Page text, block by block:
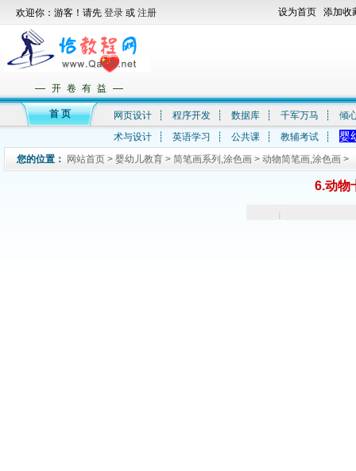
— 开 卷 有 益 —
欢迎你：游客！请先 登录 或 注册 设为首页 添加收
首 页 网页设计 ┊ 程序开发 ┊ 数据库 ┊ 千军万马 ┊
倾
术与设计
┊ 英语学习 ┊ 公共课 ┊ 教辅考试 ┊ 婴
您的位置： 网站首页 > 婴幼儿教育 > 简笔画系列,涂色画 > 动物简笔画,涂色画 >
6.动物